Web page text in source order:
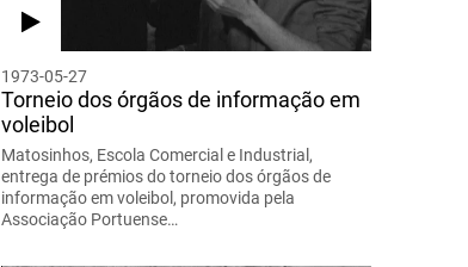
1973-05-27
Torneio dos órgãos de informação em
voleibol
Matosinhos, Escola Comercial e Industrial,
entrega de prémios do torneio dos órgãos de
informação em voleibol, promovida pela
Associação Portuense…